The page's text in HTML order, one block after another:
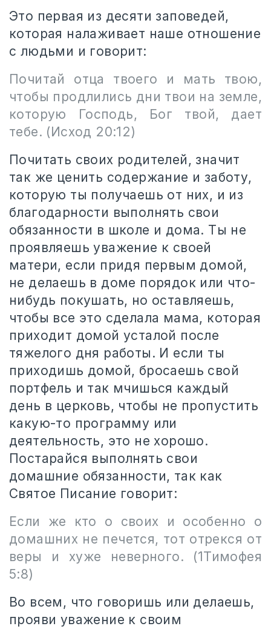
Это первая из десяти заповедей,
которая налаживает наше отношение
с людьми и говорит:
Почитай отца твоего и мать твою,
чтобы продлились дни твои на земле,
которую Господь, Бог твой, дает
тебе. (Исход 20:12)
Почитать своих родителей, значит
так же ценить содержание и заботу,
которую ты получаешь от них, и из
благодарности выполнять свои
обязанности в школе и дома. Ты не
проявляешь уважение к своей
матери, если придя первым домой,
не делаешь в доме порядок или что-
нибудь покушать, но оставляешь,
чтобы все это сделала мама, которая
приходит домой усталой после
тяжелого дня работы. И если ты
приходишь домой, бросаешь свой
портфель и так мчишься каждый
день в церковь, чтобы не пропустить
какую-то программу или
деятельность, это не хорошо.
Постарайся выполнять свои
домашние обязанности, так как
Святое Писание говорит:
Если же кто о своих и особенно о
домашних не печется, тот отрекся от
веры и хуже неверного.
(1Тимофея
5:8)
Во всем, что говоришь или делаешь,
прояви уважение к своим